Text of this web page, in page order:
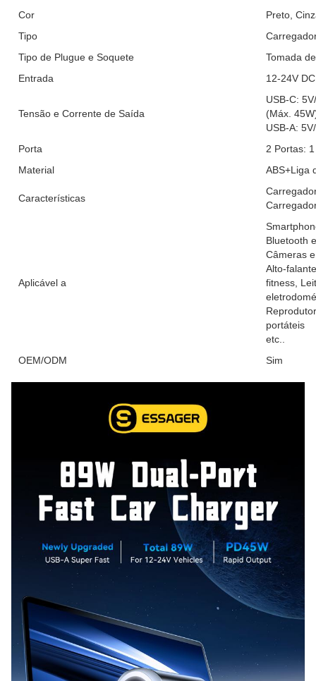
Cor
Preto,
Tipo
Tipo de Plugue e Soquete
Tomada
Entrada
12-24V DC
Tensão e Corrente de Saída
USB-C:
(Máx.
USB-A:
Porta
2 Portas:
Material
ABS+Liga
Características
Aplicável a
Bluetooth
Câmeras
Alto-
fitness,
portáteis
etc..
OEM/ODM
Sim